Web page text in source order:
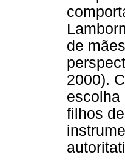
de
2000).
escolha
filhos